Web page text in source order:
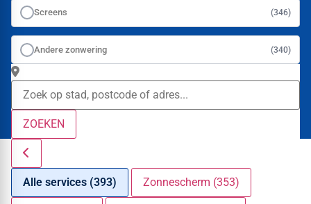
Screens (346)
Andere zonwering (340)
ZOEKEN
Alle services (393) Zonnescherm (353)